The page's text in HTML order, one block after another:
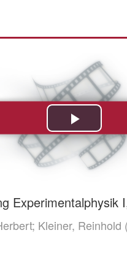
Experimentalphysik
Kleiner, Reinhold